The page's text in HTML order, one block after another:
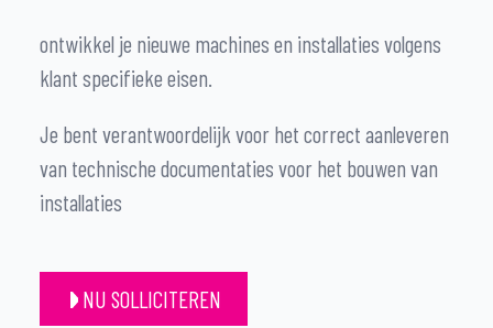
ontwikkel je nieuwe machines en installaties volgens
klant specifieke eisen.
Je bent verantwoordelijk voor het correct aanleveren
van technische documentaties voor het bouwen van
installaties
NU SOLLICITEREN